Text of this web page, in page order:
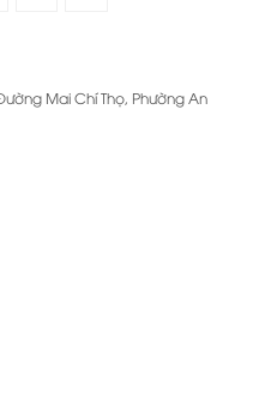
Mai Chí Thọ, Phường An